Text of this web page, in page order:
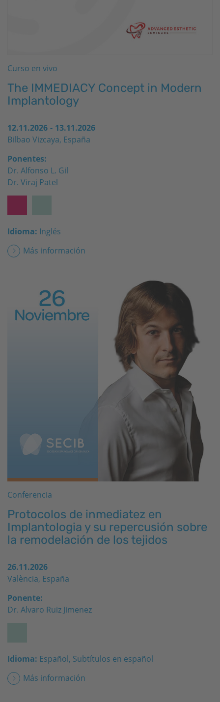
Curso en vivo
The IMMEDIACY Concept in Modern
Implantology
12.11.2026 - 13.11.2026
Bilbao Vizcaya, España
Ponentes:
Dr. Alfonso L. Gil
Dr. Viraj Patel
Idioma: Inglés
Más información
Conferencia
Protocolos de inmediatez en
Implantologia y su repercusión sobre
la remodelación de los tejidos
26.11.2026
València, España
Ponente:
Dr. Alvaro Ruiz Jimenez
Idioma: Español, Subtítulos en español
Más información